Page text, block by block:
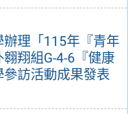
辦理「115年『青年
翔組G-4-6『健康
訪活動成果發表